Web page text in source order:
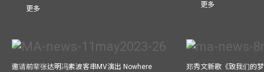
更多
更多
邀请前辈张达明冯素波客串MV演出 Nowhere
郑秀文新歌《致我们的